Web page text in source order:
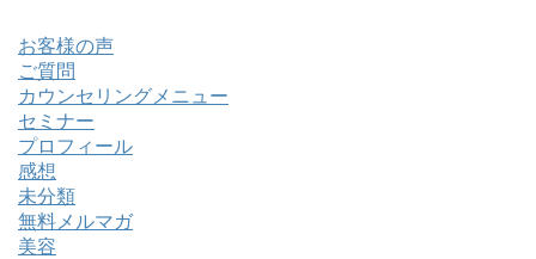
お客様の声
ご質問
カウンセリングメニュー
セミナー
プロフィール
感想
未分類
無料メルマガ
美容